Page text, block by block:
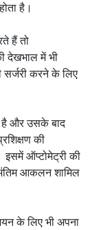
है।
हैं तो
देखभाल में भी
करने के लिए
है और उसके बाद
की
इसमें ऑप्टोमेट्री की
आकलन शामिल
के लिए भी अपना